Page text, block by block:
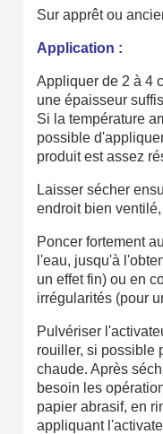
Sur apprêt ou
Application :
Appliquer de 2 à 4
une épaisseur
Si la température
possible
produit est assez
Laisser sécher
endroit bien
Poncer fortement
l'eau, jusqu'à
un effet fin) ou en
irrégularités (pour
Pulvériser
rouiller, si possible
chaude. Après
besoin les
papier abrasif, en
appliquant